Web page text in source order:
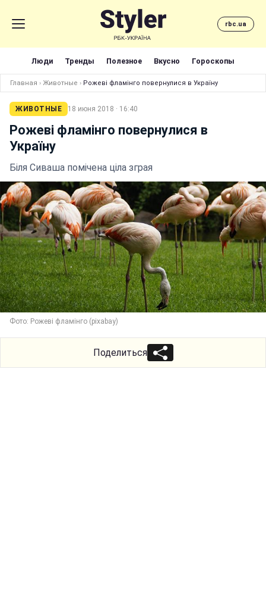
rbc.ua
Люди Тренды Полезное Вкусно Гороскопы
Главная › Животные › Рожеві фламінго повернулися в Україну
ЖИВОТНЫЕ 18 июня 2018 · 16:40
Рожеві фламінго повернулися в
Україну
Біля Сиваша помічена ціла зграя
Фото: Рожеві фламінго (pixabay)
Поделиться